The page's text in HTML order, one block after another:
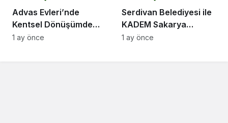
Advas Evleri’nde
Kentsel Dönüşümde
Yıkım Aşamasına
1 ay önce
Serdivan Belediyesi ile
KADEM Sakarya
Temsilciliği Arasında İş
1 ay önce